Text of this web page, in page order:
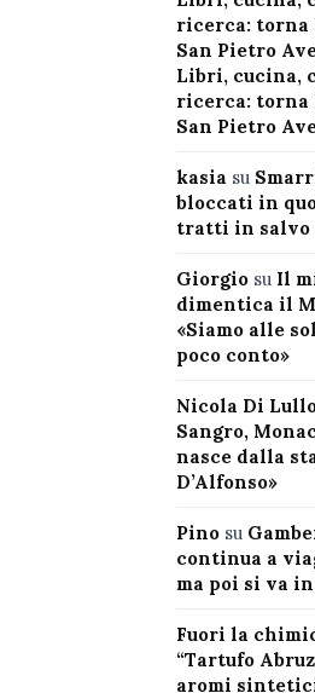
ricerca: torna
San Pietro
Libri, cucina,
ricerca: torna
San Pietro
kasia su
bloccati in
tratti in salvo
Giorgiosu Il
dimentica il
«Siamo alle
poco conto»
Nicola Di
Sangro,
nasce dalla
D’Alfonso»
Pinosu
continua a
ma poi si va
Fuori la
“Tartufo
aromi sintetici